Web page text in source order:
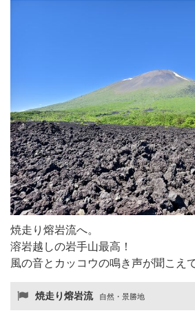
焼走り熔岩流へ。
溶岩越しの岩手山最高！
風の音とカッコウの鳴き声が聞こえ
焼走り熔岩流 自然・景勝地